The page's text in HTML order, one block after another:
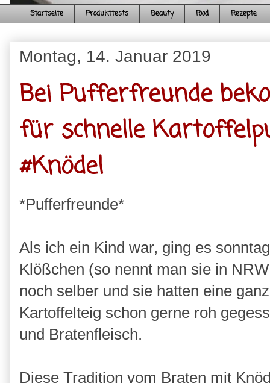
Startseite Produkttests Beauty Food Rezepte
Montag, 14. Januar 2019
Bei Pufferfreunde
für schnelle
#Knödel
*Pufferfreunde*
Als ich ein Kind war, ging es
Klößchen (so nennt man sie in
noch selber und sie hatten eine
Kartoffelteig schon gerne roh
und Bratenfleisch.
Diese Tradition vom Braten mit